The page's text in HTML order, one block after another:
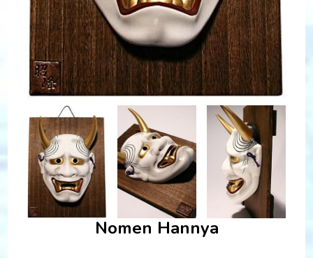
Nomen Hannya